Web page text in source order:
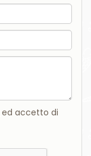
ed accetto di